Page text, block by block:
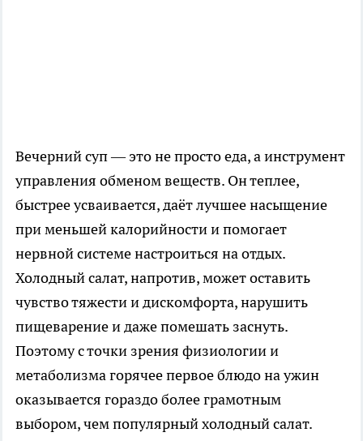
Вечерний суп — это не просто еда, а инструмент
управления обменом веществ. Он теплее,
быстрее усваивается, даёт лучшее насыщение
при меньшей калорийности и помогает
нервной системе настроиться на отдых.
Холодный салат, напротив, может оставить
чувство тяжести и дискомфорта, нарушить
пищеварение и даже помешать заснуть.
Поэтому с точки зрения физиологии и
метаболизма горячее первое блюдо на ужин
оказывается гораздо более грамотным
выбором, чем популярный холодный салат.